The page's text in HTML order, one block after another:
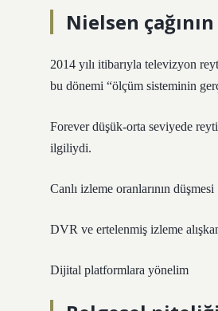
Nielsen
2014 yılı itibarıyla televizyon
bu dönemi “ölçüm sisteminin
Forever düşük-orta seviyede
ilgiliydi.
Canlı izleme oranlarının düşmesi
DVR ve ertelenmiş izleme
Dijital platformlara yönelim